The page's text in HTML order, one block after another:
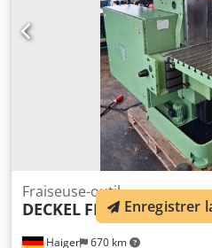
Haiger 670 km
Fraiseuse-outil
DECKEL FP 4 MKEnregistrer